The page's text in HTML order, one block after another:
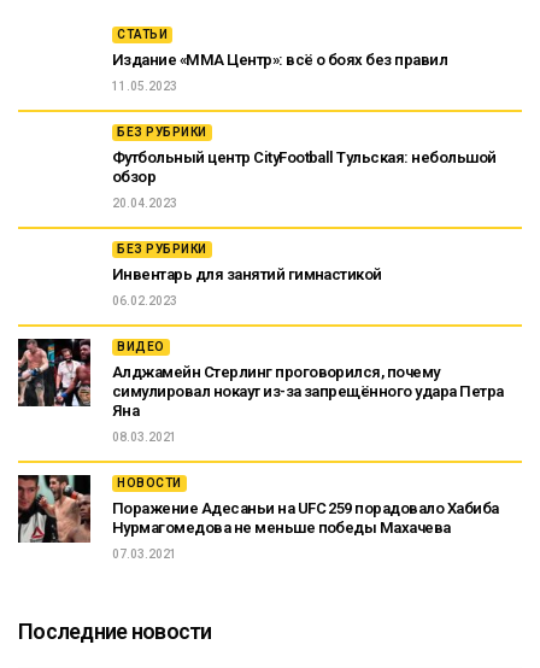
СТАТЬИ
Издание «ММА Центр»: всё о боях без правил
11.05.2023
БЕЗ РУБРИКИ
Футбольный центр CityFootball Тульская: небольшой
обзор
20.04.2023
БЕЗ РУБРИКИ
Инвентарь для занятий гимнастикой
06.02.2023
ВИДЕО
Алджамейн Стерлинг проговорился, почему
симулировал нокаут из-за запрещённого удара Петра
Яна
08.03.2021
НОВОСТИ
Поражение Адесаньи на UFC 259 порадовало Хабиба
Нурмагомедова не меньше победы Махачева
07.03.2021
Последние новости